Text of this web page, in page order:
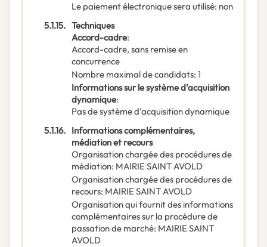
Le paiement électronique sera utilisé: non
5.1.15. Techniques
Accord-cadre:
Accord-cadre, sans remise en
concurrence
Nombre maximal de candidats: 1
Informations sur le système d’acquisition
dynamique:
Pas de système d’acquisition dynamique
5.1.16. Informations complémentaires,
médiation et recours
Organisation chargée des procédures de
médiation: MAIRIE SAINT AVOLD
Organisation chargée des procédures de
recours: MAIRIE SAINT AVOLD
Organisation qui fournit des informations
complémentaires sur la procédure de
passation de marché: MAIRIE SAINT
AVOLD